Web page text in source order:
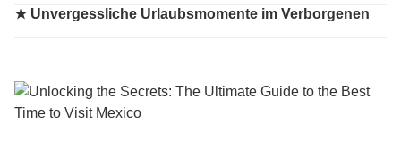
★ Unvergessliche Urlaubsmomente im Verborgenen